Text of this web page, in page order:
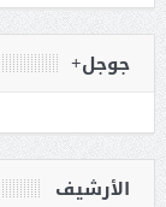
جوجل+
الأرشيف